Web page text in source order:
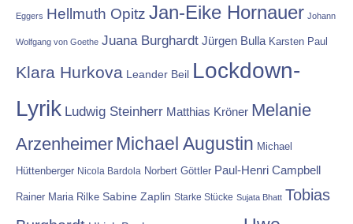
Eggers Hellmuth Opitz Jan-Eike Hornauer Johann
Wolfgang von Goethe Juana Burghardt Jürgen Bulla Karsten Paul
Klara Hurkova Leander Beil Lockdown-
Lyrik Ludwig Steinherr Matthias Kröner Melanie
Arzenheimer Michael Augustin Michael
Hüttenberger Nicola Bardola Norbert Göttler Paul-Henri Campbell
Rainer Maria Rilke Sabine Zaplin Starke Stücke Sujata Bhatt Tobias